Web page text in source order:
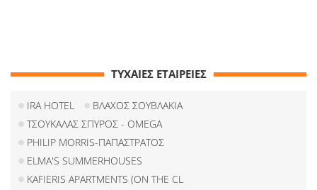
ΤΥΧΑΙΕΣ ΕΤΑΙΡΕΙΕΣ
IRA HOTEL
ΒΛΑΧΟΣ ΣΟΥΒΛΑΚΙΑ
ΤΣΟΥΚΑΛΑΣ ΣΠΥΡΟΣ - OMEGA
PHILIP MORRIS-ΠΑΠΑΣΤΡΑΤΟΣ
ELMA'S SUMMERHOUSES
KAFIERIS APARTMENTS (ON THE CL